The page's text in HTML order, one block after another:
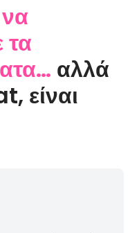
τα
αλλά
είναι